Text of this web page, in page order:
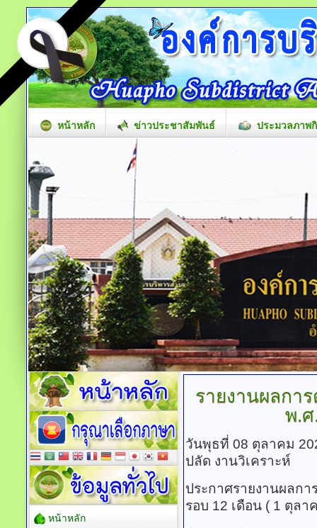
หน้าหลัก ข่าวประชาสัมพันธ์ ประมวลภาพ
รายงานผลกา
พ.ศ
วันพุธที่ 08 ตุลาคม
ปลัด งานวิเคราะห์
ประกาศรายงานผลก
รอบ 12 เดือน ( 1 ตุล
หน้าหลัก